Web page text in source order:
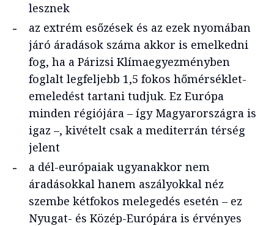
lesznek
az extrém esőzések és az ezek nyomában
járó áradások száma akkor is emelkedni
fog, ha a Párizsi Klímaegyezményben
foglalt legfeljebb 1,5 fokos hőmérséklet-
emeledést tartani tudjuk. Ez Európa
minden régiójára – így Magyarországra is
igaz –, kivételt csak a mediterrán térség
jelent
a dél-európaiak ugyanakkor nem
áradásokkal hanem aszályokkal néz
szembe kétfokos melegedés esetén – ez
Nyugat- és Közép-Európára is érvényes